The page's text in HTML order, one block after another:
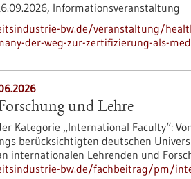
Informationsveranstaltung
bw.de/veranstaltung/
der-weg-zur-zertifizierung-als-
und Lehre
Kategorie „International Faculty“:
berücksichtigten deutschen
internationalen Lehrenden und
bw.de/fachbeitrag/pm/